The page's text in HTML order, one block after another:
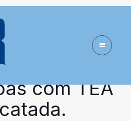
ao
de
virtual
com TEA